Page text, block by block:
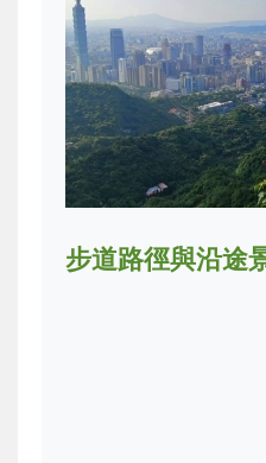
步道路徑與沿途